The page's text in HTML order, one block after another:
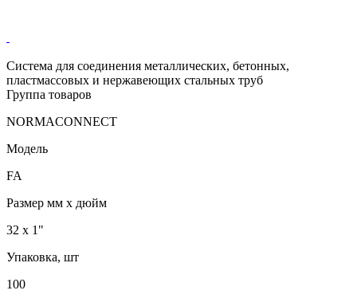
Система для соединения металлических, бетонных,
пластмассовых и нержавеющих стальных труб
Группа товаров
NORMACONNECT
Модель
FA
Размер мм x дюйм
32 x 1"
Упаковка, шт
100